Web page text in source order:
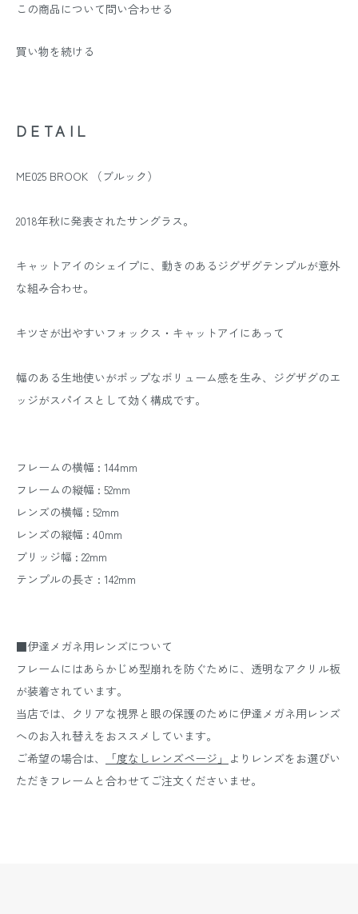
この商品について問い合わせる
買い物を続ける
DETAIL
ME025 BROOK （ブルック）
2018年秋に発表されたサングラス。
キャットアイのシェイプに、動きのあるジグザグテンプルが意外
な組み合わせ。
キツさが出やすいフォックス・キャットアイにあって
幅のある生地使いがポップなボリューム感を生み、ジグザグのエ
ッジがスパイスとして効く構成です。
フレームの横幅 : 144mm
フレームの縦幅 : 52mm
レンズの横幅 : 52mm
レンズの縦幅 : 40mm
ブリッジ幅 : 22mm
テンプルの長さ : 142mm
■伊達メガネ用レンズについて
フレームにはあらかじめ型崩れを防ぐために、透明なアクリル板
が装着されています。
当店では、クリアな視界と眼の保護のために伊達メガネ用レンズ
へのお入れ替えをおススメしています。
ご希望の場合は、
「度なしレンズページ」 よりレンズをお選びい
ただきフレームと合わせてご注文くださいませ。